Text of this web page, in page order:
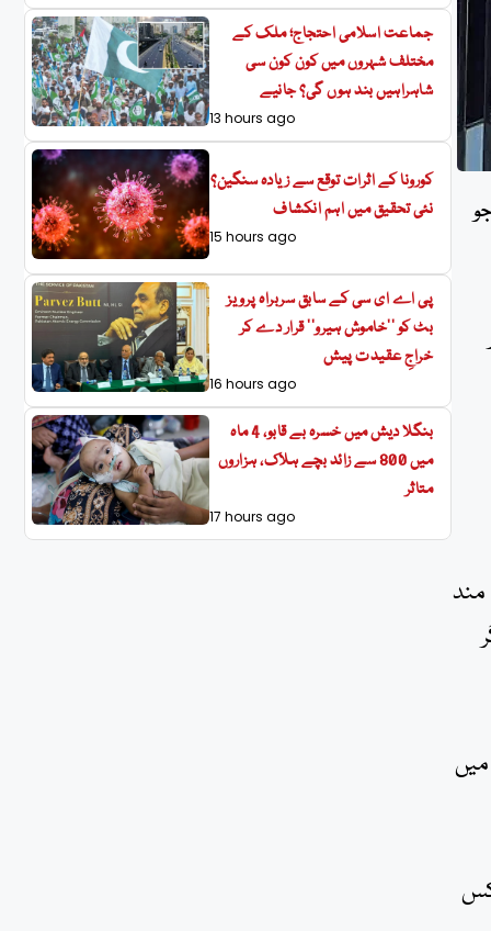
جماعت اسلامی احتجاج؛ ملک کے
مختلف شہروں میں کون کون سی
شاہراہیں بند ہوں گی؟ جانیے
13 hours ago
کورونا کے اثرات توقع سے زیادہ سنگین؟
نئی تحقیق میں اہم انکشاف
15 hours ago
پی اے ای سی کے سابق سربراہ پرویز
بٹ کو ’’خاموش ہیرو‘‘ قرار دے کر
خراجِ عقیدت پیش
16 hours ago
بنگلا دیش میں خسرہ بے قابو، 4 ماہ
میں 800 سے زائد بچے ہلاک، ہزاروں
متاثر
17 hours ago
جو